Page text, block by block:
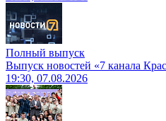
Полный выпуск
Выпуск новостей «7 канала
19:30, 07.08.2026